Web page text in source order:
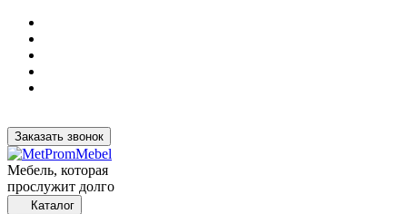
Заказать звонок
Мебель, которая
прослужит долго
Каталог